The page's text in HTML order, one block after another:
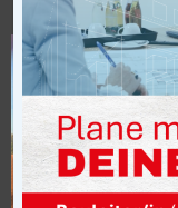
Bauherr: